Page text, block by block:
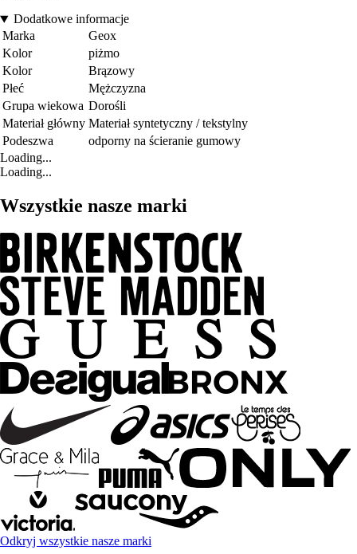
Dodatkowe informacje
Marka
Geox
Kolor
piżmo
Kolor
Brązowy
Płeć
Mężczyzna
Grupa wiekowa Dorośli
Materiał główny Materiał syntetyczny / tekstylny
Podeszwa
odporny na ścieranie gumowy
Loading...
Loading...
Wszystkie nasze marki
Odkryj wszystkie nasze marki